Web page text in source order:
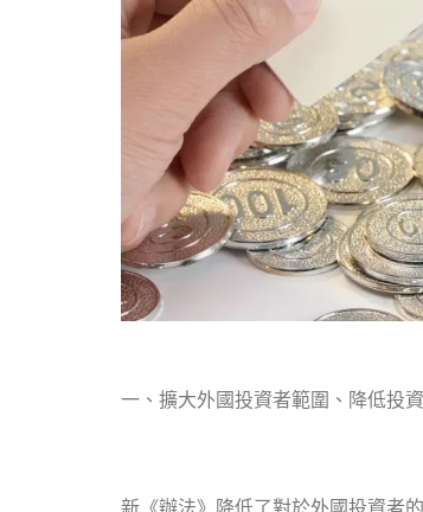
一、擴大外國投資者範圍、降低投
新《辦法》降低了對於外國投資者